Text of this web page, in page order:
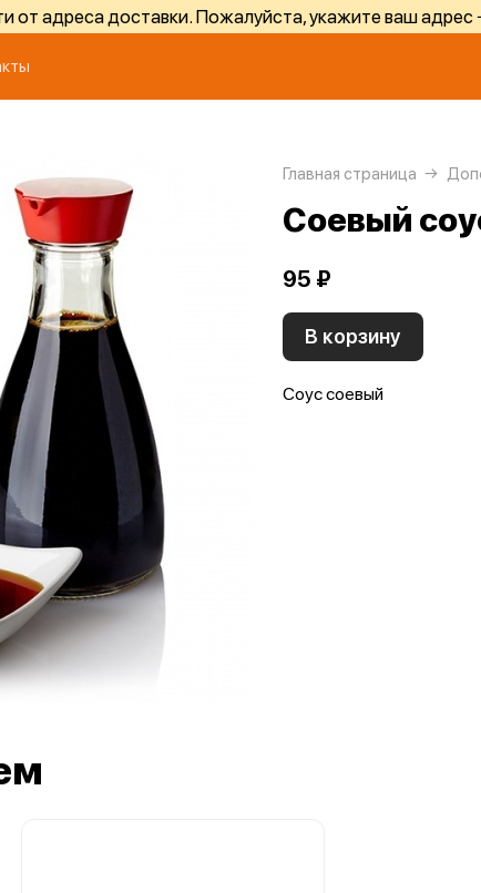
от адреса доставки. Пожалуйста, укажите ваш адрес
Главная страница
Соевый
95 ₽
В корзину
Соус соевый